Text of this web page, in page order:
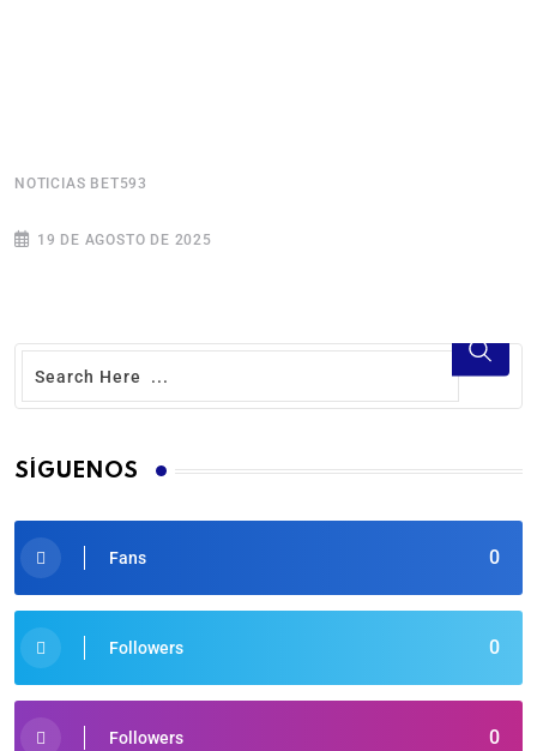
NOTICIAS BET593
19 DE AGOSTO DE 2025
SÍGUENOS
0
Fans
0
Followers
0
Followers